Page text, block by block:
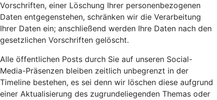
Vorschriften, einer Löschung Ihrer personenbezogenen
Daten entgegenstehen, schränken wir die Verarbeitung
Ihrer Daten ein; anschließend werden Ihre Daten nach den
gesetzlichen Vorschriften gelöscht.
Alle öffentlichen Posts durch Sie auf unseren Social-
Media-Präsenzen bleiben zeitlich unbegrenzt in der
Timeline bestehen, es sei denn wir löschen diese aufgrund
einer Aktualisierung des zugrundeliegenden Themas oder